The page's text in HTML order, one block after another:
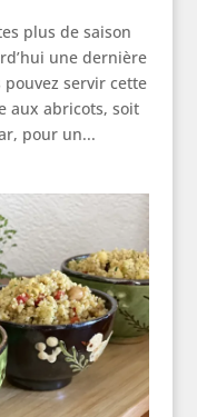
plus de saison
une dernière
pouvez servir cette
aux abricots, soit
pour un...